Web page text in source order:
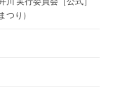
つり）